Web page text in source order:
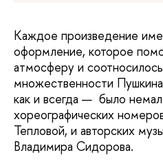
Каждое произведение
оформление, которое
атмосферу и
множественности
как и всегда — было
хореографических
Тепловой, и авторских
Владимира Сидорова.